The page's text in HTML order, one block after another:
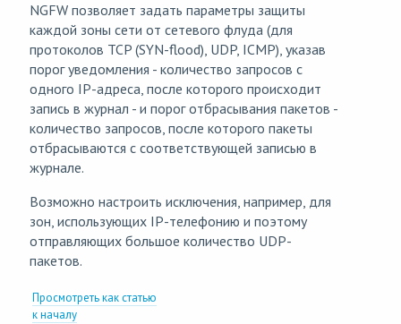
NGFW позволяет задать параметры защиты
каждой зоны сети от сетевого флуда (для
протоколов TCP (SYN-flood), UDP, ICMP), указав
порог уведомления - количество запросов с
одного IP-адреса, после которого происходит
запись в журнал - и порог отбрасывания пакетов -
количество запросов, после которого пакеты
отбрасываются с соответствующей записью в
журнале.
Возможно настроить исключения, например, для
зон, использующих IP-телефонию и поэтому
отправляющих большое количество UDP-
пакетов.
Просмотреть как статью
к началу